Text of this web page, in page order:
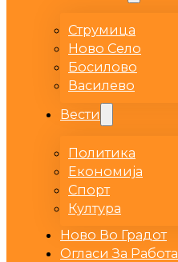
Струмица
Ново Село
Босилово
Василево
Вести
Политика
Економија
Спорт
Култура
Ново Во Градот
Огласи За Работа